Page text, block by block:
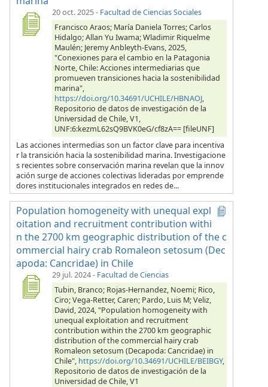
20 oct. 2025- Facultad de Ciencias Sociales
Francisco Araos; María Daniela Torres; Carlos
Hidalgo; Allan Yu Iwama; Wladimir Riquelme
Maulén; Jeremy Anbleyth-Evans, 2025,
"Conexiones para el cambio en la Patagonia
Norte, Chile: Acciones intermediarias que
promueven transiciones hacia la sostenibilidad
marina",
https://doi.org/10.34691/UCHILE/HBNAOJ,
Repositorio de datos de investigación de la
Universidad de Chile, V1,
UNF:6:kezmL62sQ9BVK0eG/cf8zA== [fileUNF]
Las acciones intermedias son un factor clave para incentiva
r la transición hacia la sostenibilidad marina. Investigacione
s recientes sobre conservación marina revelan que la innov
ación surge de acciones colectivas lideradas por emprende
dores institucionales integrados en redes de...
Population homogeneity with unequal expl
oitation and recruitment contribution withi
n the 2700 km geographic distribution of the c
ommercial hairy crab Romaleon setosum (Dec
apoda: Cancridae) in Chile
29 jul. 2024- Facultad de Ciencias
Tubin, Branco; Rojas-Hernandez, Noemi; Rico,
Ciro; Vega-Retter, Caren; Pardo, Luis M; Veliz,
David, 2024, "Population homogeneity with
unequal exploitation and recruitment
contribution within the 2700 km geographic
distribution of the commercial hairy crab
Romaleon setosum (Decapoda: Cancridae) in
Chile", https://doi.org/10.34691/UCHILE/BEIBGY,
Repositorio de datos de investigación de la
Universidad de Chile, V1